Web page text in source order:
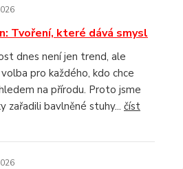
Tvoření, které dává smysl
dnes není jen trend, ale
pro každého, kdo chce
na přírodu. Proto jsme
zařadili bavlněné stuhy... číst